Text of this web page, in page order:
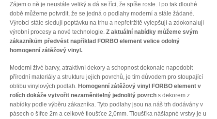
Zájem o ně je neustále veliký a dá se říci, že spíše roste. I po tak dlouhé
době můžeme potvrdit, že se jedná o podlahy moderní a stále žádané.
Výrobci stále sledují poptávku na trhu a nepřetržitě vylepšují a zdokonalují
výrobní procesy a nové technologie. Z aktuální nabídky můžeme svým
zákazníkům předvést například FORBO element velice odolný
homogenní zátěžový vinyl.
Moderní živé barvy, atraktivní dekory a schopnost dokonale napodobit
přírodní materiály a strukturu jejich povrchů, je tím důvodem pro stoupající
oblibu vinylových podlah. Homogenní zátěžový vinyl FORBO element v
rolích dokáže vytvořit nezaměnitelný jednolitý povrch s dekorem z
nabídky podle výběru zákazníka. Tyto podlahy jsou na náš trh dodávány v
pásech o šířce 2m a celkové tloušťce 2,0mm. Tloušťka nášlapné vrstvy je u